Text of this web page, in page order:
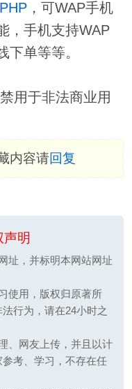
PHP，可WAP手机
，手机支持WAP
下单等等。
用于非法商业用
内容请回复
明
址，并标明本网站网址
使用，版权归原著所
行为，请在24小时之
、网友上传，并且以计
考、学习，不存在任